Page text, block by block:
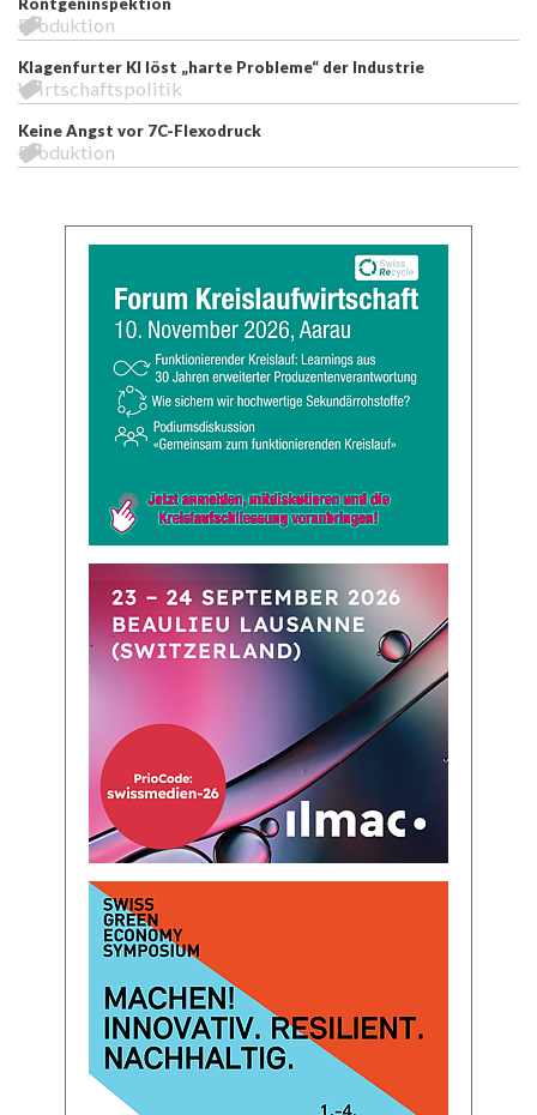
Produktion
Klagenfurter KI löst „harte Probleme“ der Industrie
Wirtschaftspolitik
Keine Angst vor 7C-Flexodruck
Produktion